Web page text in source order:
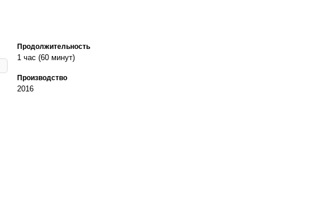
Продолжительность
1 час (60 минут)
Производство
2016